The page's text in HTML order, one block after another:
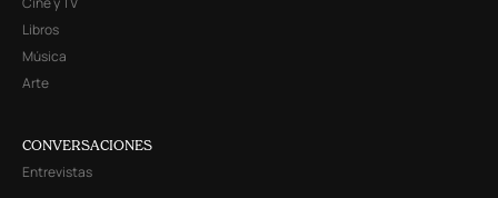
Libros
Música
Arte
CONVERSACIONES
Entrevistas